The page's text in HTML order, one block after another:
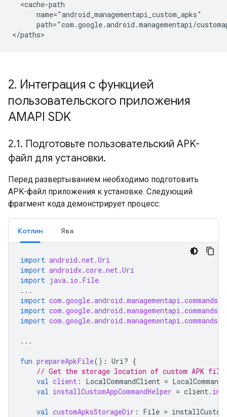
path="com.google.android.managementapi/
2. Интеграция с функцией
пользовательского приложения
AMAPI SDK
2.1. Подготовьте пользовательский APK-
файл для установки.
Перед развертыванием необходимо подготовить
APK-файл приложения к установке. Следующий
фрагмент кода демонстрирует процесс:
Котлин Ява
import android.net.Uri
import androidx.core.net.Uri
import java.io.File
...
import
import
import
...
fun prepareApkFile(): Uri? {
// Get the storage location of custom APK files
val client : LocalCommandClient =
val installCustomAppCommandHelper = client.
val customApksStorageDir : File =